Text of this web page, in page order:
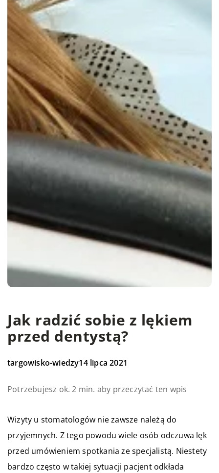
Jak radzić sobie z lękiem
przed dentystą?
targowisko-wiedzy14 lipca 2021
Potrzebujesz ok. 2 min. aby przeczytać ten wpis
Wizyty u stomatologów nie zawsze należą do
przyjemnych. Z tego powodu wiele osób odczuwa lęk
przed umówieniem spotkania ze specjalistą. Niestety
bardzo często w takiej sytuacji pacjent odkłada